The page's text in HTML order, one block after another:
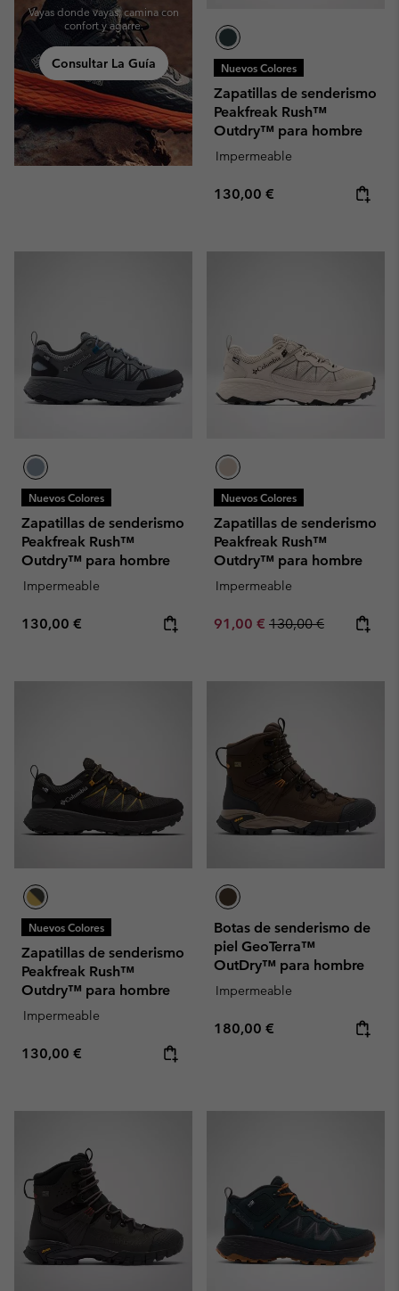
Vayas donde vayas, camina con
confort y agarre.
Consultar La Guía Nuevos Colores
Zapatillas de senderismo
Peakfreak Rush™
Outdry™ para hombre
Impermeable
Regular price:
130,00 €
Nuevos Colores
Zapatillas de senderismo
Peakfreak Rush™
Outdry™ para hombre
Impermeable
Regular price:
130,00 €
Nuevos Colores
Zapatillas de senderismo
Peakfreak Rush™
Outdry™ para hombre
Impermeable
Sale price:
91,00 € Regular price:
130,00 €
Nuevos Colores
Zapatillas de senderismo
Peakfreak Rush™
Outdry™ para hombre
Impermeable
Regular price:
130,00 €
Botas de senderismo de
piel GeoTerra™
OutDry™ para hombre
Impermeable
Regular price:
180,00 €